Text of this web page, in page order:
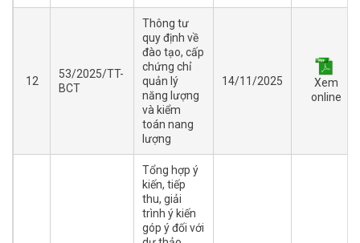
12
53/2025/TT-
BCT
Thông tư
quy định về
đào tạo, cấp
chứng chỉ
quản lý
năng lượng
và kiểm
toán nang
lượng
14/11/2025
Xem
online
Tổng hợp ý
kiến, tiếp
thu, giải
trình ý kiến
góp ý đối với